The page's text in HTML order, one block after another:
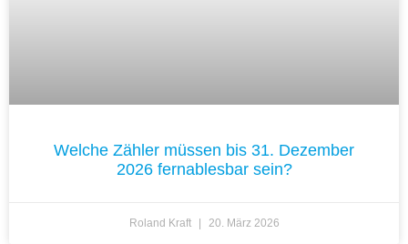
Welche Zähler müssen bis 31. Dezember
2026 fernablesbar sein?
Roland Kraft 20. März 2026